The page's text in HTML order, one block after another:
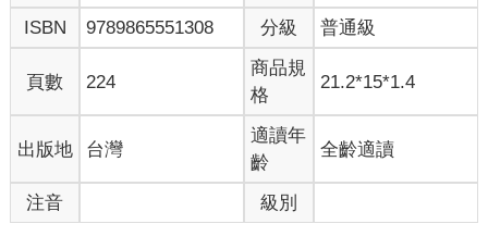
ISBN
9789865551308 分級 普通級
頁數 224
商品規
格
21.2*15*1.4
出版地 台灣
適讀年
齡
全齡適讀
注音 級別